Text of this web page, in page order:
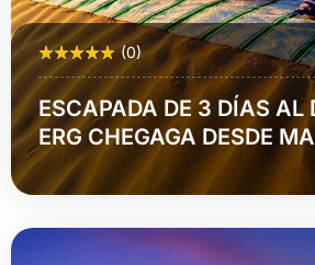
(0)
ESCAPADA DE 3 DÍAS AL
ERG CHEGAGA DESDE
Más Información